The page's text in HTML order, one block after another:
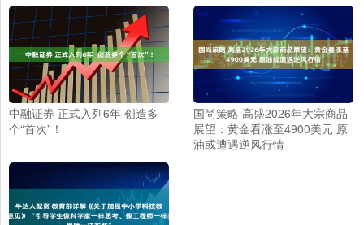
中融证券 正式入列6年 创造多
个“首次”！
国尚策略 高盛2026年大宗商品
展望：黄金看涨至4900美元 原
油或遭遇逆风行情